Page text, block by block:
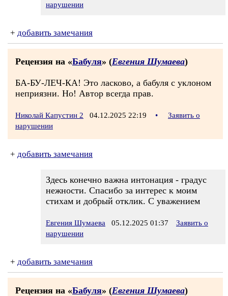
нарушении
+ добавить замечания
Рецензия на «Бабуля» (Евгения Шумаева)
БА-БУ-ЛЕЧ-КА! Это ласково, а бабуля с уклоном
неприязни. Но! Автор всегда прав.
Николай Капустин 2 04.12.2025 22:19 •
Заявить о
нарушении
+ добавить замечания
Здесь конечно важна интонация - градус
нежности. Спасибо за интерес к моим
стихам и добрый отклик. С уважением
Евгения Шумаева 05.12.2025 01:37
Заявить о
нарушении
+ добавить замечания
Рецензия на «Бабуля» (Евгения Шумаева)